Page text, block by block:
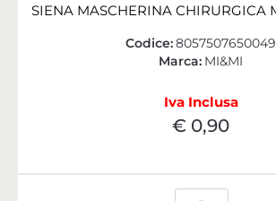
Codice:8057507650049
Marca: MI&MI
Iva Inclusa
€ 0,90
Quantità